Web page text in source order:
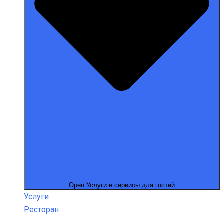
Open Услуги и сервисы для гостей
Услуги
Ресторан